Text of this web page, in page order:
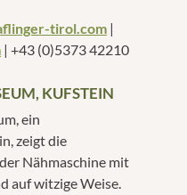
tirol.com |
| +43 (0)5373 42210
KUFSTEIN
ein
zeigt die
Nähmaschine mit
auf witzige Weise.